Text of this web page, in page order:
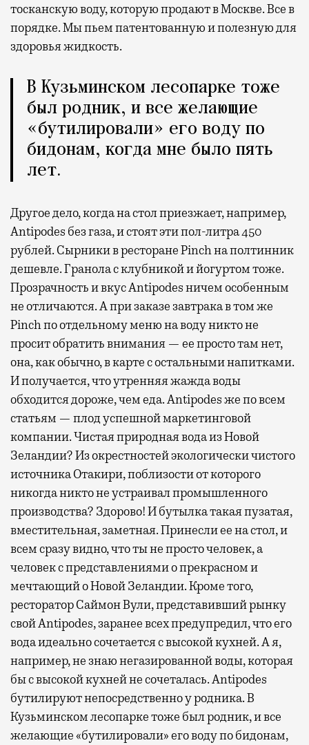
тосканскую воду, которую продают в Москве. Все в
порядке. Мы пьем патентованную и полезную для
здоровья жидкость.
В Кузьминском лесопарке тоже
был родник, и все желающие
«бутилировали» его воду по
бидонам, когда мне было пять
лет.
Другое дело, когда на стол приезжает, например,
Antipodes без газа, и стоят эти пол-литра 450
рублей. Сырники в ресторане Pinch на полтинник
дешевле. Гранола с клубникой и йогуртом тоже.
Прозрачность и вкус Antipodes ничем особенным
не отличаются. А при заказе завтрака в том же
Pinch по отдельному меню на воду никто не
просит обратить внимания — ее просто там нет,
она, как обычно, в карте с остальными напитками.
И получается, что утренняя жажда воды
обходится дороже, чем еда. Antipodes же по всем
статьям — плод успешной маркетинговой
компании. Чистая природная вода из Новой
Зеландии? Из окрестностей экологически чистого
источника Отакири, поблизости от которого
никогда никто не устраивал промышленного
производства? Здорово! И бутылка такая пузатая,
вместительная, заметная. Принесли ее на стол, и
всем сразу видно, что ты не просто человек, а
человек с представлениями о прекрасном и
мечтающий о Новой Зеландии. Кроме того,
ресторатор Саймон Вули, представивший рынку
свой Antipodes, заранее всех предупредил, что его
вода идеально сочетается с высокой кухней. А я,
например, не знаю негазированной воды, которая
бы с высокой кухней не сочеталась. Antipodes
бутилируют непосредственно у родника. В
Кузьминском лесопарке тоже был родник, и все
желающие «бутилировали» его воду по бидонам,